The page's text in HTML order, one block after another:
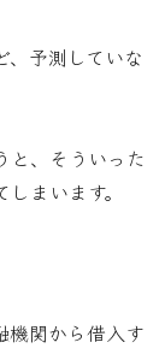
予測していな
と、そういった
まいます。
機関から借入す